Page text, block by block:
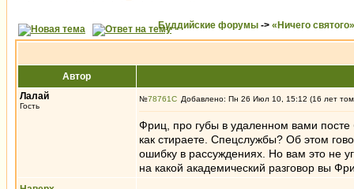
Буддийские форумы -> «Ничего святого»
Автор
Лалай
Гость
№78761 Добавлено: Пн 26 Июл 10, 15:12 (16 лет
Фриц, про губы в удаленном вами посте
как стираете. Спецслужбы? Об этом
ошибку в рассуждениях. Но вам это не
на какой академический разговор вы